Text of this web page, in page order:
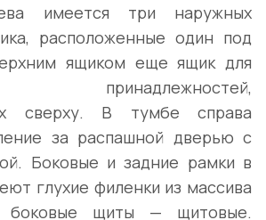
имеется три наружных
расположенные один под
ящиком еще ящик для
принадлежностей,
сверху. В тумбе справа
за распашной дверью с
Боковые и задние рамки в
глухие филенки из массива
боковые щиты — щитовые.